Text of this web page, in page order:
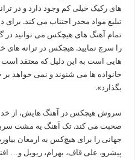
های رکیک خیلی کم وجود دارد و در
تبلیغ مواد مخدر اجتناب می‌ کند.
تمام آهنگ های هیچکس می توانید در
را سرچ نمایید. هیچکس در ترانه‌ های
هایی است به این دلیل که معتقد
خانواده‌ ها می شنوند و نمی‌ خواهد بر
بگذارد».
سروش هیچکس در آهنگ هایش، از
صحبت می کند. تک‌ آهنگ یه مشت
جهانی را برای هیچ‌کس به ارمغان
پیشرو، علی قاف، بهرام، ریویل و…